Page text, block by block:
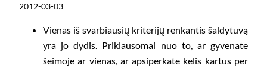
2012-03-03
Vienas iš svarbiausių kriterijų renkantis šaldytuvą
yra jo dydis. Priklausomai nuo to, ar gyvenate
šeimoje ar vienas, ar apsiperkate kelis kartus per